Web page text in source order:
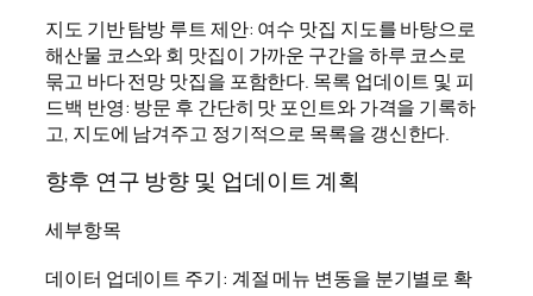
지도 기반 탐방 루트 제안: 여수 맛집 지도를 바탕으로
해산물 코스와 회 맛집이 가까운 구간을 하루 코스로
묶고 바다 전망 맛집을 포함한다. 목록 업데이트 및 피
드백 반영: 방문 후 간단히 맛 포인트와 가격을 기록하
고, 지도에 남겨주고 정기적으로 목록을 갱신한다.
향후 연구 방향 및 업데이트 계획
세부항목
데이터 업데이트 주기: 계절 메뉴 변동을 분기별로 확